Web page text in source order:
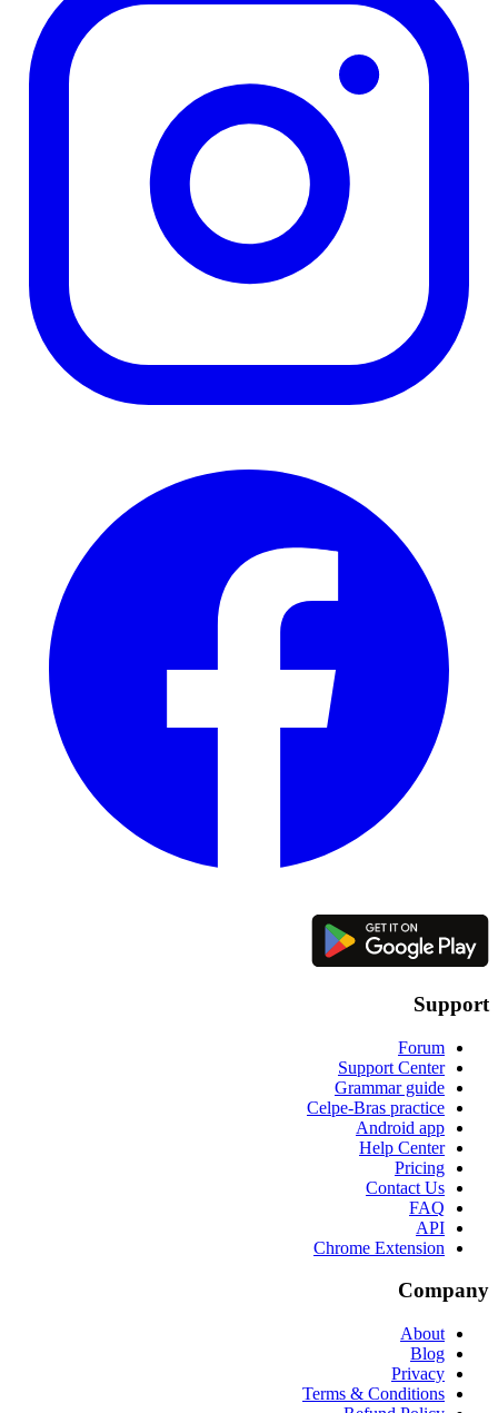
Support
Forum
Support Center
Grammar guide
Celpe-Bras practice
Android app
Help Center
Pricing
Contact Us
FAQ
API
Chrome Extension
Company
About
Blog
Privacy
Terms & Conditions